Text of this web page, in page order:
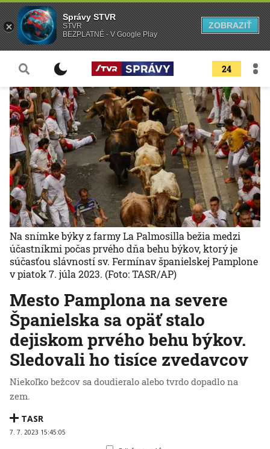
24
Mesto Pamplona na severe
Španielska sa opäť stalo
dejiskom prvého behu býkov.
Sledovali ho tisíce zvedavcov
Niekoľko bežcov sa doudieralo alebo tvrdo dopadlo na
zem.
TASR
7. 7. 2023 15:45:05
Na snímke býky z farmy La Palmosilla bežia medzi
účastníkmi počas prvého dňa behu býkov, ktorý je
súčasťou slávností sv. Fermínav španielskej Pamplone
v piatok 7. júla 2023. (Foto: TASR/AP)
Správy STVR
STVR
BEZPLATNÉ - V Google Play
ZOBRAZIŤ